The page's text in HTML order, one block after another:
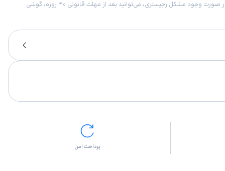
امکان برگشت کالا در گروه موبایل با دلیل “انصراف از خرید“ تنها در صورتی مورد قبول است که پلمب کالا باز نشده باشد. تمام گوشی‌های جی‌اس‌ام ضمانت رجیستری دارند. در صورت وجود مشکل رجیستری، می‌توانید بعد از مهلت قانونی ۳۰ روزه، گوشی
پرداخت امن